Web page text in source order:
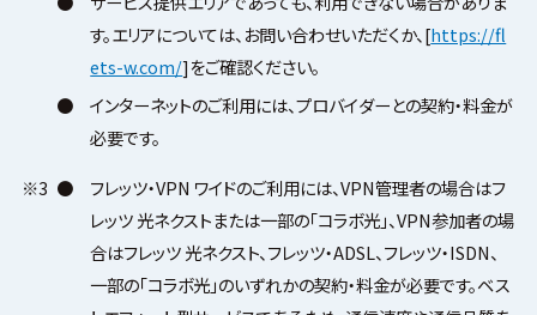
す。エリアについては、お問い合わせいただくか、[https://fl
ets-w.com/]をご確認ください。
●
インターネットのご利用には、プロバイダーとの契約・料金が
必要です。
※3 ●
フレッツ・VPN ワイドのご利用には、VPN管理者の場合はフ
レッツ 光ネクストまたは一部の「コラボ光」、VPN参加者の場
合はフレッツ 光ネクスト、フレッツ・ADSL、フレッツ・ISDN、
一部の「コラボ光」のいずれかの契約・料金が必要です。ベス